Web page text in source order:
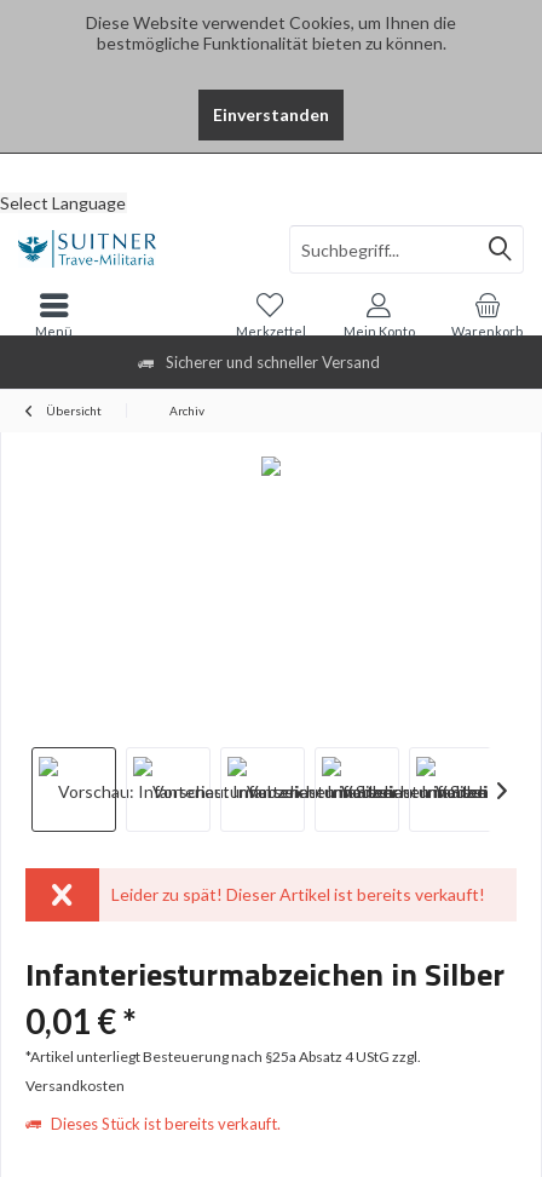
Diese Website verwendet Cookies, um Ihnen die
bestmögliche Funktionalität bieten zu können.
Einverstanden
Sicherer und schneller Versand
Select Language
Warenkorb
Merkzettel Mein Konto
Menü
Übersicht Archiv
Leider zu spät! Dieser Artikel ist bereits verkauft!
Infanteriesturmabzeichen in Silber
0,01 € *
*Artikel unterliegt Besteuerung nach §25a Absatz 4 UStG zzgl.
Versandkosten
Dieses Stück ist bereits verkauft.